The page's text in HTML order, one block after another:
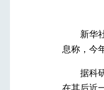
新华
息称，今
据科
在其后近